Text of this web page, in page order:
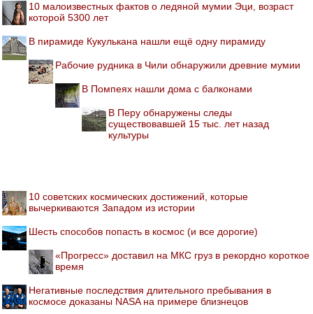
10 малоизвестных фактов о ледяной мумии Эци, возраст
которой 5300 лет
В пирамиде Кукулькана нашли ещё одну пирамиду
Рабочие рудника в Чили обнаружили древние мумии
В Помпеях нашли дома с балконами
В Перу обнаружены следы
существовавшей 15 тыс. лет назад
культуры
10 советских космических достижений, которые
вычеркиваются Западом из истории
Шесть способов попасть в космос (и все дорогие)
«Прогресс» доставил на МКС груз в рекордно короткое
время
Негативные последствия длительного пребывания в
космосе доказаны NASA на примере близнецов